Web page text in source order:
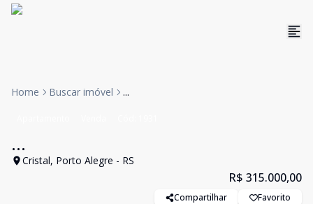
Home Buscar imóvel ...
...
Cristal, Porto Alegre - RS
R$ 315.000,00
Compartilhar Favorito